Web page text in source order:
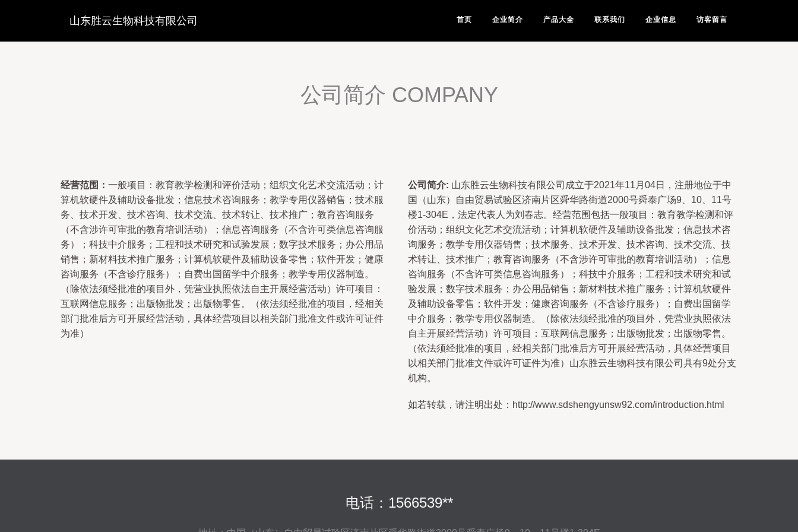
山东胜云生物科技有限公司 首页 企业简介 产品大全 联系我们 企业信息 访客留言
公司简介 COMPANY
经营范围： 一般项目：教育教学检测和评价活动；组织文化艺术交流活动；计
算机软硬件及辅助设备批发；信息技术咨询服务；教学专用仪器销售；技术服
务、技术开发、技术咨询、技术交流、技术转让、技术推广；教育咨询服务
（不含涉许可审批的教育培训活动）；信息咨询服务（不含许可类信息咨询服
务）；科技中介服务；工程和技术研究和试验发展；数字技术服务；办公用品
销售；新材料技术推广服务；计算机软硬件及辅助设备零售；软件开发；健康
咨询服务（不含诊疗服务）；自费出国留学中介服务；教学专用仪器制造。
（除依法须经批准的项目外，凭营业执照依法自主开展经营活动）许可项目：
互联网信息服务；出版物批发；出版物零售。（依法须经批准的项目，经相关
部门批准后方可开展经营活动，具体经营项目以相关部门批准文件或许可证件
为准）
公司简介: 山东胜云生物科技有限公司成立于2021年11月04日，注册地位于中
国（山东）自由贸易试验区济南片区舜华路街道2000号舜泰广场9、10、11号
楼1-304E，法定代表人为刘春志。经营范围包括一般项目：教育教学检测和评
价活动；组织文化艺术交流活动；计算机软硬件及辅助设备批发；信息技术咨
询服务；教学专用仪器销售；技术服务、技术开发、技术咨询、技术交流、技
术转让、技术推广；教育咨询服务（不含涉许可审批的教育培训活动）；信息
咨询服务（不含许可类信息咨询服务）；科技中介服务；工程和技术研究和试
验发展；数字技术服务；办公用品销售；新材料技术推广服务；计算机软硬件
及辅助设备零售；软件开发；健康咨询服务（不含诊疗服务）；自费出国留学
中介服务；教学专用仪器制造。（除依法须经批准的项目外，凭营业执照依法
自主开展经营活动）许可项目：互联网信息服务；出版物批发；出版物零售。
（依法须经批准的项目，经相关部门批准后方可开展经营活动，具体经营项目
以相关部门批准文件或许可证件为准）山东胜云生物科技有限公司具有9处分支
机构。
如若转载，请注明出处：http://www.sdshengyunsw92.com/introduction.html
电话：1566539**